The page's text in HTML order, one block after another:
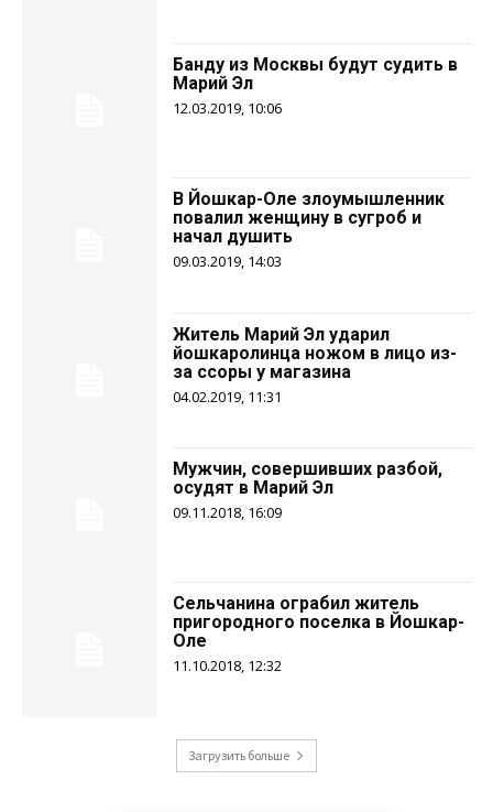
Банду из Москвы будут судить в
Марий Эл
12.03.2019, 10:06
В Йошкар-Оле злоумышленник
повалил женщину в сугроб и
начал душить
09.03.2019, 14:03
Житель Марий Эл ударил
йошкаролинца ножом в лицо из-
за ссоры у магазина
04.02.2019, 11:31
Мужчин, совершивших разбой,
осудят в Марий Эл
09.11.2018, 16:09
Сельчанина ограбил житель
пригородного поселка в Йошкар-
Оле
11.10.2018, 12:32
Загрузить больше